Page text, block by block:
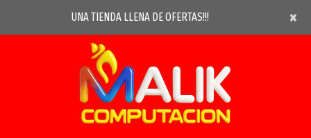
UNA TIENDA LLENA DE OFERTAS!!! ×
×